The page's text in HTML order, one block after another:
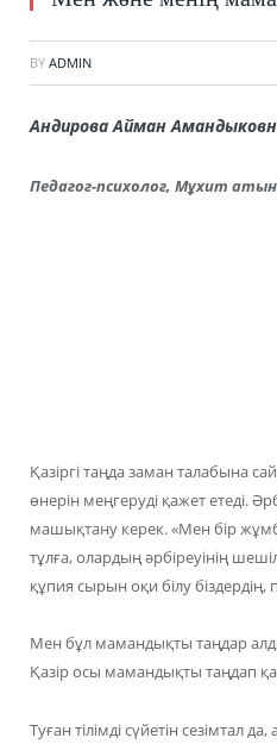
BY ADMIN
Андирова Айман
Педагог-психолог, Мұхит
Қазіргі таңда заман талабына
өнерін меңгеруді қажет етеді.
машықтану керек. «Мен бір
тұлға, олардың әрбіреуінің
құпия сырын оқи білу
Мен бұл мамандықты таңдар
Қазір осы мамандықты таңдап
Туған тілімді сүйетін сезімтал